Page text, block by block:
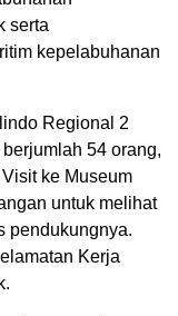
serta
kepelabuhanan
Regional 2
54 orang,
ke Museum
untuk melihat
pendukungnya.
Kerja